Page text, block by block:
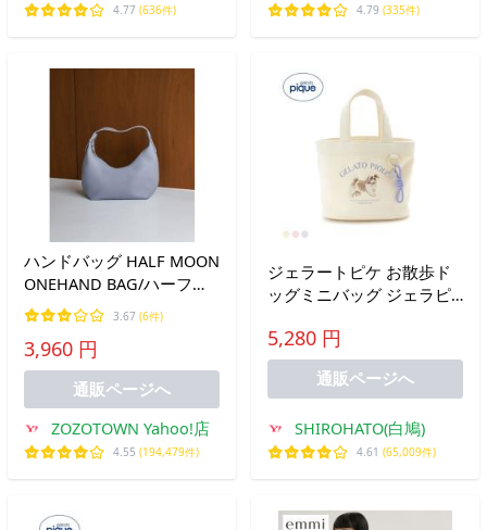
4.77 (636件) 4.79 (335件)
ハンドバッグ HALF MOON
ONEHAND BAG/ハーフム
ーンワンハンドバッグ
3.67 (6件)
3,960 円
通販ページへ
ZOZOTOWN Yahoo!店
4.55 (194,479件)
ジェラートピケ お散歩ド
ッグミニバッグ ジェラピ
5,280 円
通販ページへ
SHIROHATO(白鳩)
4.61 (65,009件)